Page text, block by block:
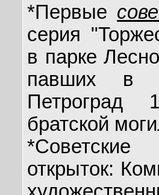
*Первые
серия
в парке
павших в
братской
открыток: